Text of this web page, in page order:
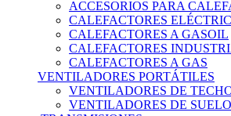
ACCESORIOS PARA
CALEFACTORES
CALEFACTORES A GASOIL
CALEFACTORES
CALEFACTORES A GAS
VENTILADORES PORTÁTILES
VENTILADORES DE
VENTILADORES DE SUELO